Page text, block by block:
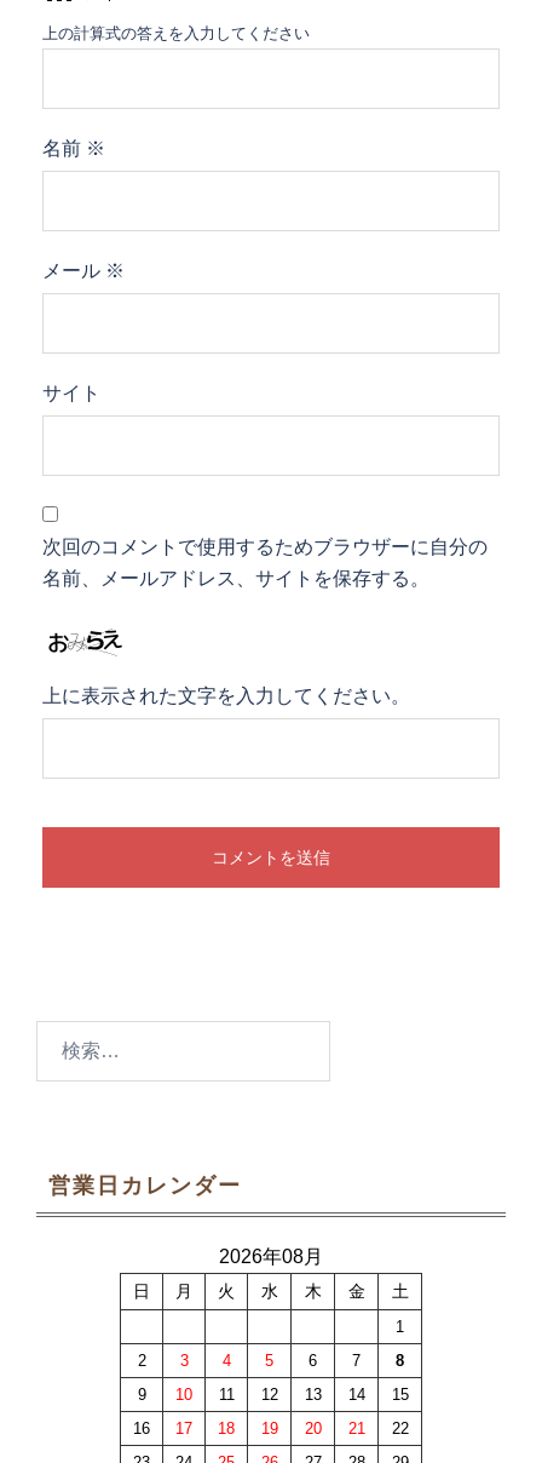
上の計算式の答えを入力してください
名前 ※
メール ※
サイト
次回のコメントで使用するためブラウザーに自分の
名前、メールアドレス、サイトを保存する。
上に表示された文字を入力してください。
営業日カレンダー
2026年08月
日 月 火 水 木 金 土
1
2
3 4 5 6 7
8
9
10 11 12 13 14
15
16
17 18 19 20 21
22